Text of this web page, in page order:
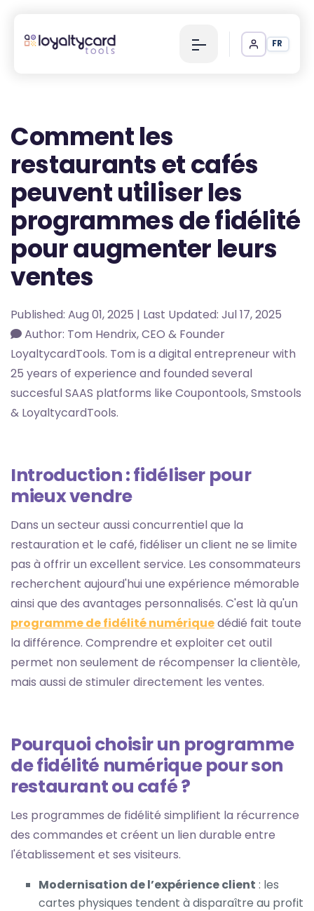
FR
Comment les
restaurants et cafés
peuvent utiliser les
programmes de fidélité
pour augmenter leurs
ventes
Published: Aug 01, 2025 | Last Updated: Jul 17, 2025
Author: Tom Hendrix, CEO & Founder
LoyaltycardTools. Tom is a digital entrepreneur with
25 years of experience and founded several
succesful SAAS platforms like Coupontools, Smstools
& LoyaltycardTools.
Introduction : fidéliser pour
mieux vendre
Dans un secteur aussi concurrentiel que la
restauration et le café, fidéliser un client ne se limite
pas à offrir un excellent service. Les consommateurs
recherchent aujourd'hui une expérience mémorable
ainsi que des avantages personnalisés. C'est là qu'un
programme de fidélité numériquedédié fait toute
la différence. Comprendre et exploiter cet outil
permet non seulement de récompenser la clientèle,
mais aussi de stimuler directement les ventes.
Pourquoi choisir un programme
de fidélité numérique pour son
restaurant ou café ?
Les programmes de fidélité simplifient la récurrence
des commandes et créent un lien durable entre
l'établissement et ses visiteurs.
Modernisation de l’expérience client : les
cartes physiques tendent à disparaître au profit